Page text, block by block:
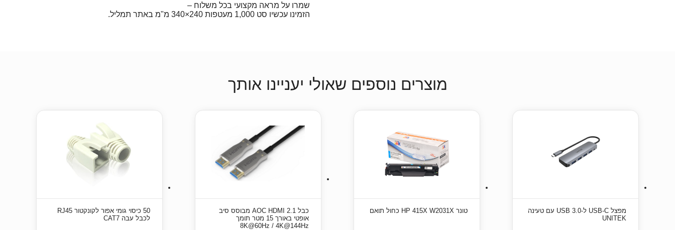
שמרו על מראה מקצועי בכל משלוח –
הזמינו עכשיו סט 1,000 מעטפות 240×340 מ"מ באתר תמליל.
מוצרים נוספים שאולי יעניינו אותך
מפצל USB-C ל-USB 3.0 עם טעינה
UNITEK
טונר HP 415X W2031X כחול תואם
כבל AOC HDMI 2.1 מבוסס סיב
אופטי באורך 15 מטר תומך
8K@60Hz / 4K@144Hz
50 כיסוי גומי אפור לקונקטור RJ45
לכבל עבה CAT7